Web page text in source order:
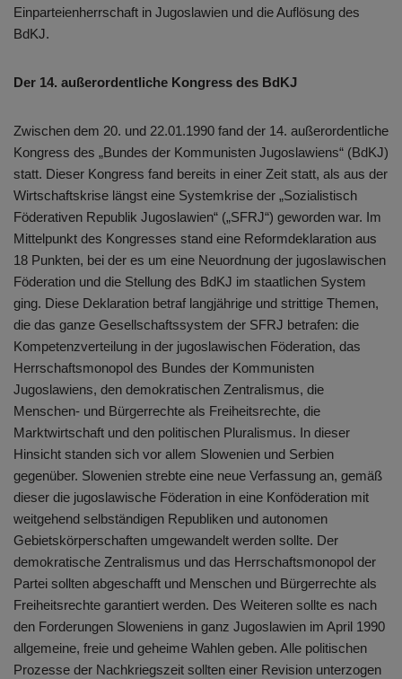
Einparteienherrschaft in Jugoslawien und die Auflösung des
BdKJ.
Der 14. außerordentliche Kongress des BdKJ
Zwischen dem 20. und 22.01.1990 fand der 14. außerordentliche
Kongress des „Bundes der Kommunisten Jugoslawiens“ (BdKJ)
statt. Dieser Kongress fand bereits in einer Zeit statt, als aus der
Wirtschaftskrise längst eine Systemkrise der „Sozialistisch
Föderativen Republik Jugoslawien“ („SFRJ“) geworden war. Im
Mittelpunkt des Kongresses stand eine Reformdeklaration aus
18 Punkten, bei der es um eine Neuordnung der jugoslawischen
Föderation und die Stellung des BdKJ im staatlichen System
ging. Diese Deklaration betraf langjährige und strittige Themen,
die das ganze Gesellschaftssystem der SFRJ betrafen: die
Kompetenzverteilung in der jugoslawischen Föderation, das
Herrschaftsmonopol des Bundes der Kommunisten
Jugoslawiens, den demokratischen Zentralismus, die
Menschen- und Bürgerrechte als Freiheitsrechte, die
Marktwirtschaft und den politischen Pluralismus. In dieser
Hinsicht standen sich vor allem Slowenien und Serbien
gegenüber. Slowenien strebte eine neue Verfassung an, gemäß
dieser die jugoslawische Föderation in eine Konföderation mit
weitgehend selbständigen Republiken und autonomen
Gebietskörperschaften umgewandelt werden sollte. Der
demokratische Zentralismus und das Herrschaftsmonopol der
Partei sollten abgeschafft und Menschen und Bürgerrechte als
Freiheitsrechte garantiert werden. Des Weiteren sollte es nach
den Forderungen Sloweniens in ganz Jugoslawien im April 1990
allgemeine, freie und geheime Wahlen geben. Alle politischen
Prozesse der Nachkriegszeit sollten einer Revision unterzogen